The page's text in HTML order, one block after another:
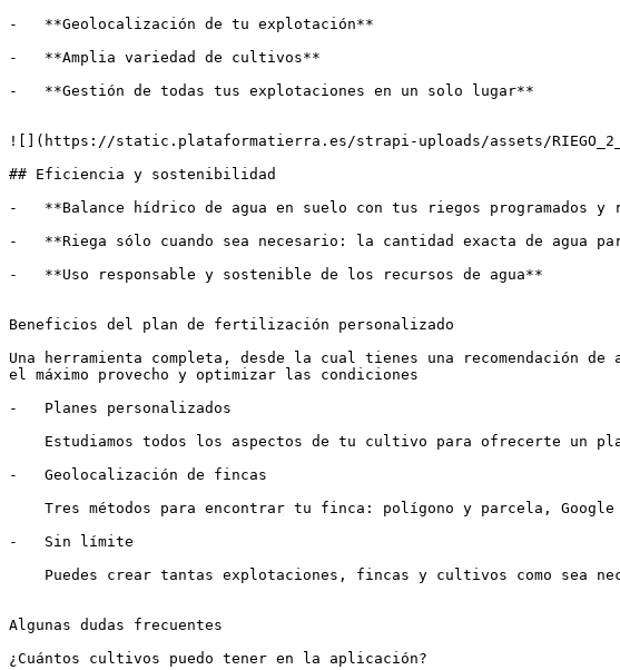
-   **Geolocalización de tu explotación**
-   **Amplia variedad de cultivos**
-   **Gestión de todas tus explotaciones en un solo lugar**
![](https://static.plataformatierra.es/strapi-uploads/assets/
## Eficiencia y sostenibilidad
-   **Balance hídrico de agua en suelo con tus riegos programados y
-   **Riega sólo cuando sea necesario: la cantidad exacta de agua
-   **Uso responsable y sostenible de los recursos de agua**
Beneficios del plan de fertilización personalizado
Una herramienta completa, desde la cual tienes una recomendación
el máximo provecho y optimizar las condiciones
-   Planes personalizados
-   Geolocalización de fincas
-   Sin límite
Algunas dudas frecuentes
¿Cuántos cultivos puedo tener en la aplicación?